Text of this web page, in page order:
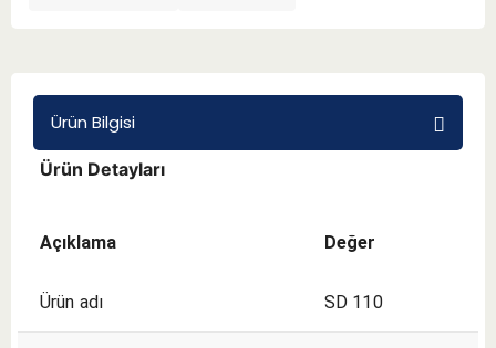
Ürün Bilgisi
Ürün Detayları
Açıklama Değer
Ürün adı SD 110